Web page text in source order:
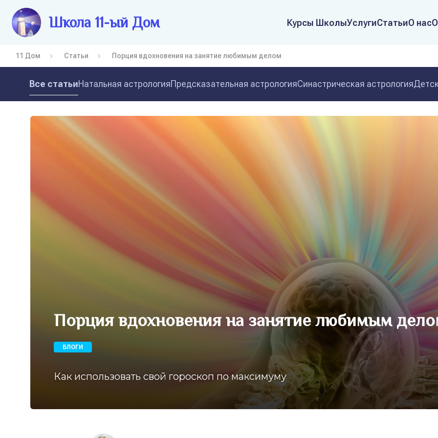
Школа 11-ый Дом Курсы ШколыУслугиСтатьиО нас
11 Дом Статьи Порция вдохновения на занятие любимым делом
Все статьиНатальная астрологияПредсказательная астрологияСинастрическая астрология
Порция вдохновения на занятие любимым
БЛОГИ
Как использовать свой гороскоп по максимуму